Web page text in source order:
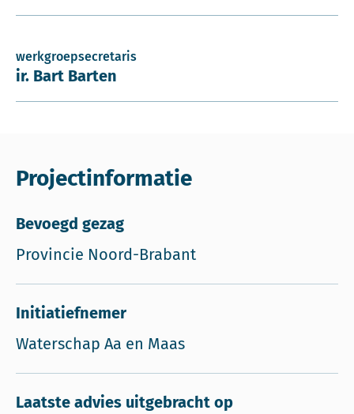
werkgroepsecretaris
ir. Bart Barten
Projectinformatie
Bevoegd gezag
Provincie Noord-Brabant
Initiatiefnemer
Waterschap Aa en Maas
Laatste advies uitgebracht op